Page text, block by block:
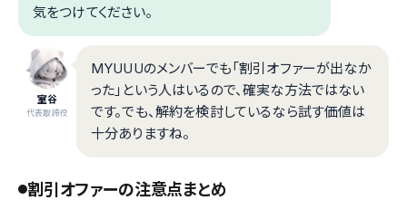
気をつけてください。
室谷
代表取締役
MYUUUのメンバーでも「割引オファーが出なか
った」という人はいるので、確実な方法ではない
です。でも、解約を検討しているなら試す価値は
十分ありますね。
割引オファーの注意点まとめ